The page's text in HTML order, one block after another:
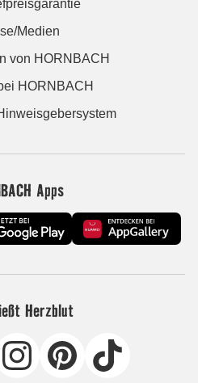
Medien
von HORNBACH
HORNBACH
Apps
Herzblut